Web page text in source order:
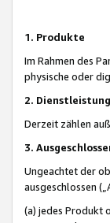
1. Produkte
Im Rahmen des
physische oder
2.
Derzeit zählen
3.
Ungeachtet der
ausgeschlossen
(a) jedes Produkt